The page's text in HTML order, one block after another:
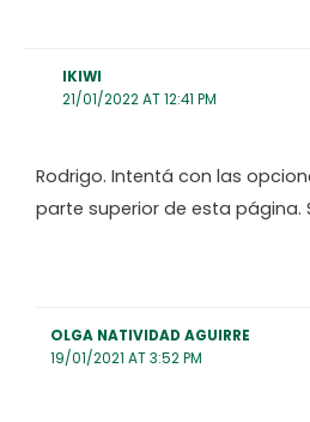
IKIWI
21/01/2022 AT 12:41 PM
Rodrigo. Intentá con las
parte superior de esta página.
OLGA NATIVIDAD AGUIRRE
19/01/2021 AT 3:52 PM